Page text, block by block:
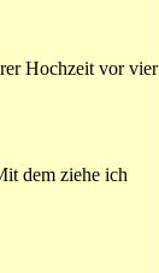
Hochzeit vor vier
dem ziehe ich